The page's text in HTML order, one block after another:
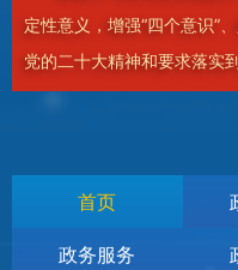
定性意义，增强“四个意识”
党的二十大精神和要求落实
首页
政务服务